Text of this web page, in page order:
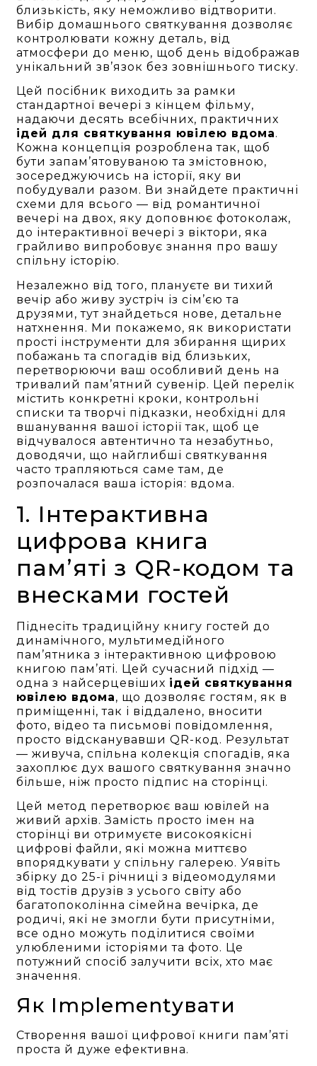
близькість, яку неможливо відтворити.
Вибір домашнього святкування дозволяє
контролювати кожну деталь, від
атмосфери до меню, щоб день відображав
унікальний зв’язок без зовнішнього тиску.
Цей посібник виходить за рамки
стандартної вечері з кінцем фільму,
надаючи десять всебічних, практичних
ідей для святкування ювілею вдома.
Кожна концепція розроблена так, щоб
бути запам’ятовуваною та змістовною,
зосереджуючись на історії, яку ви
побудували разом. Ви знайдете практичні
схеми для всього — від романтичної
вечері на двох, яку доповнює фотоколаж,
до інтерактивної вечері з віктори, яка
грайливо випробовує знання про вашу
спільну історію.
Незалежно від того, плануєте ви тихий
вечір або живу зустріч із сім’єю та
друзями, тут знайдеться нове, детальне
натхнення. Ми покажемо, як використати
прості інструменти для збирання щирих
побажань та спогадів від близьких,
перетворюючи ваш особливий день на
тривалий пам’ятний сувенір. Цей перелік
містить конкретні кроки, контрольні
списки та творчі підказки, необхідні для
вшанування вашої історії так, щоб це
відчувалося автентично та незабутньо,
доводячи, що найглибші святкування
часто трапляються саме там, де
розпочалася ваша історія: вдома.
1. Інтерактивна
цифрова книга
пам’яті з QR-кодом та
внесками гостей
Піднесіть традиційну книгу гостей до
динамічного, мультимедійного
пам’ятника з інтерактивною цифровою
книгою пам’яті. Цей сучасний підхід —
одна з найсерцевіших ідей святкування
ювілею вдома, що дозволяє гостям, як в
приміщенні, так і віддалено, вносити
фото, відео та письмові повідомлення,
просто відсканувавши QR-код. Результат
— живуча, спільна колекція спогадів, яка
захоплює дух вашого святкування значно
більше, ніж просто підпис на сторінці.
Цей метод перетворює ваш ювілей на
живий архів. Замість просто імен на
сторінці ви отримуєте високоякісні
цифрові файли, які можна миттєво
впорядкувати у спільну галерею. Уявіть
збірку до 25-ї річниці з відеомодулями
від тостів друзів з усього світу або
багатопоколінна сімейна вечірка, де
родичі, які не змогли бути присутніми,
все одно можуть поділитися своїми
улюбленими історіями та фото. Це
потужний спосіб залучити всіх, хто має
значення.
Як Implementувати
Створення вашої цифрової книги пам’яті
проста й дуже ефективна.